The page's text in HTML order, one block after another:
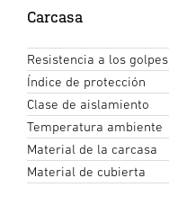
Carcasa
Resistencia a los golpes
Índice de protección
Clase de aislamiento
Temperatura ambiente
Material de la carcasa
Material de cubierta